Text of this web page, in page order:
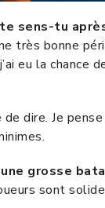
sens-tu
bonne
eu la chance
Je pense
grosse
sont